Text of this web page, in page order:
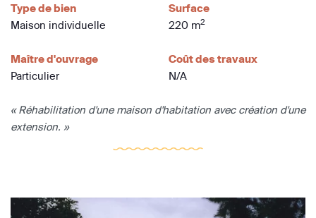
Type de bien
Maison individuelle
Surface
220 m2
Maître d'ouvrage
Particulier
Coût des travaux
N/A
« Réhabilitation d'une maison d'habitation avec création d'une
extension. »